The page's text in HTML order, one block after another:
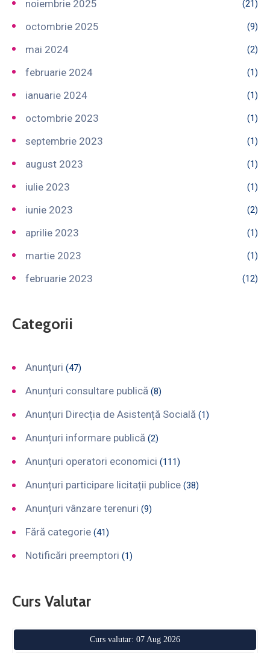
noiembrie 2025 (21)
octombrie 2025 (9)
mai 2024 (2)
februarie 2024 (1)
ianuarie 2024 (1)
octombrie 2023 (1)
septembrie 2023 (1)
august 2023 (1)
iulie 2023 (1)
iunie 2023 (2)
aprilie 2023 (1)
martie 2023 (1)
februarie 2023 (12)
Categorii
Anunțuri (47)
Anunțuri consultare publică (8)
Anunțuri Direcția de Asistență Socială (1)
Anunțuri informare publică (2)
Anunțuri operatori economici (111)
Anunțuri participare licitații publice (38)
Anunțuri vânzare terenuri (9)
Fără categorie (41)
Notificări preemptori (1)
Curs Valutar
Curs valutar: 07 Aug 2026